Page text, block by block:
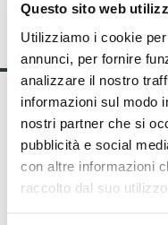
Questo sito web
Utilizziamo i cookie
annunci, per fornire
analizzare il nostro
informazioni sul modo
nostri partner che si
pubblicità e social
con altre informazioni
raccolto dal suo
Partner